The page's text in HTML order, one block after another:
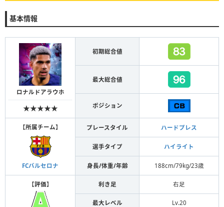
基本情報
ロナルドアラウホ
★★★★★
初期総合値
最大総合値
ポジション
【所属チーム】
FCバルセロナ
プレースタイル ハードプレス
選手タイプ ハイライト
身長/体重/年齢 188cm/79kg/23歳
【評価】 利き足 右足
最大レベル Lv.20